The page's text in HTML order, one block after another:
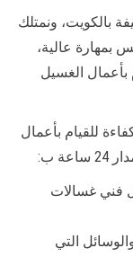
بالكويت، ونمتلك
بمهارة عالية،
الغسيل
للقيام بأعمال
ب:
فني غسالات
التي